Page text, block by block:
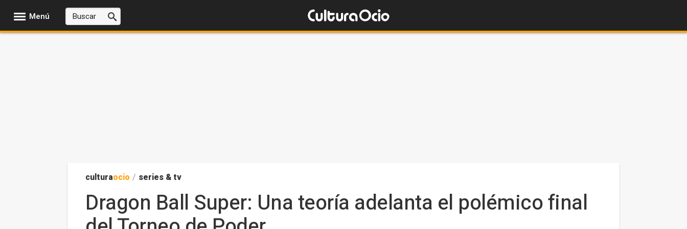
Menú
culturaocio / series & tv
Dragon Ball Super: Una teoría adelanta el polémico final